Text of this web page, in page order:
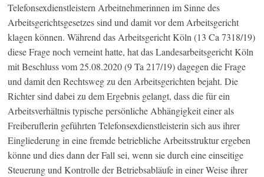
Telefonsexdienstleistern Arbeitnehmerinnen im Sinne des
Arbeitsgerichtsgesetzes sind und damit vor dem Arbeitsgericht
klagen können. Während das Arbeitsgericht Köln (13 Ca 7318/19)
diese Frage noch verneint hatte, hat das Landesarbeitsgericht Köln
mit Beschluss vom 25.08.2020 (9 Ta 217/19) dagegen die Frage
und damit den Rechtsweg zu den Arbeitsgerichten bejaht. Die
Richter sind dabei zu dem Ergebnis gelangt, dass die für ein
Arbeitsverhältnis typische persönliche Abhängigkeit einer als
Freiberuflerin geführten Telefonsexdienstleisterin sich aus ihrer
Eingliederung in eine fremde betriebliche Arbeitsstruktur ergeben
könne und dies dann der Fall sei, wenn sie durch eine einseitige
Steuerung und Kontrolle der Betriebsabläufe in einer Weise ihrer